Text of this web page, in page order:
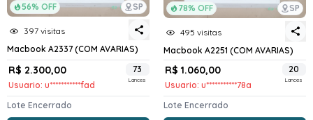
56% OFF SP
397 visitas
Macbook A2337 (COM AVARIAS)
R$ 2.300,00
Usuario: u***********fad
73
Lances
Lote Encerrado
78% OFF SP
495 visitas
Macbook A2251 (COM AVARIAS)
R$ 1.060,00
Usuario: u***********78a
20
Lances
Lote Encerrado